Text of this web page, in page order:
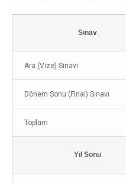
Sınav
Ara (Vize) Sınavı
Dönem Sonu (Final) Sınavı
Toplam
Yıl Sonu